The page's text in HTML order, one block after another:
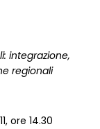
integrazione,
regionali
ore 14.30